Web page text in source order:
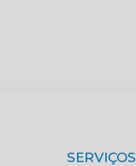
SERVIÇOS